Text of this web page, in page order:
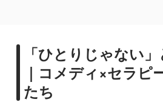
「ひとりじゃない
｜コメディ×セラピ
たち